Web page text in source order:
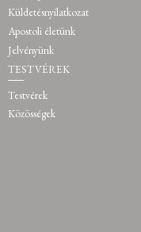
Küldetésnyilatkozat
Apostoli életünk
Jelvényünk
TESTVÉREK
Testvérek
Közösségek